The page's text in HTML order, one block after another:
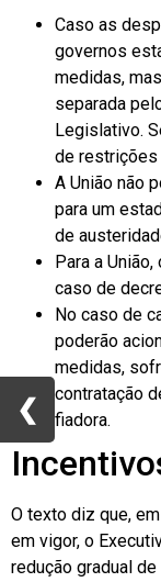
Caso as
governos
medidas,
separada
Legislativo.
de restrições
A União não
para um
de
Para a
caso de
No caso de
poderão
medidas,
contratação
fiadora.
O texto diz que,
em vigor, o
redução gradual
❮
❮